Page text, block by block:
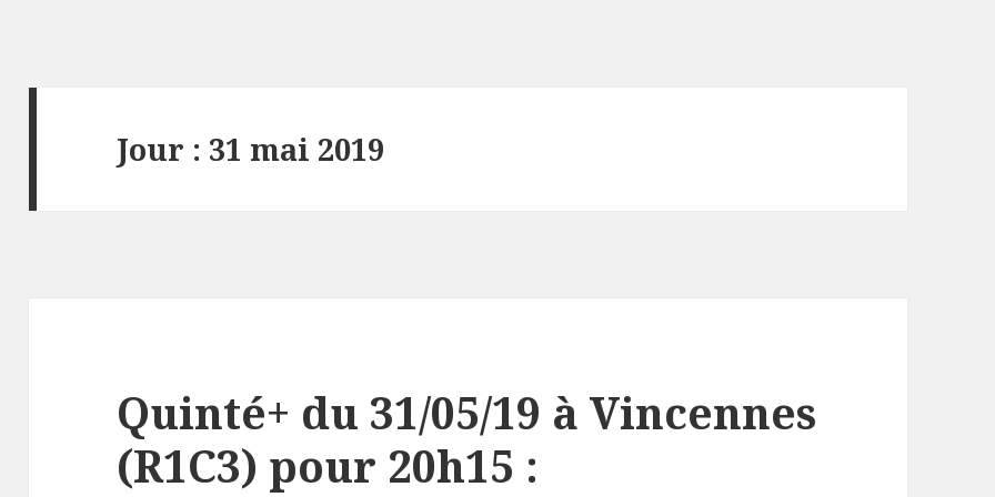
Jour : 31 mai 2019
Quinté+ du 31/05/19 à Vincennes
(R1C3) pour 20h15 :